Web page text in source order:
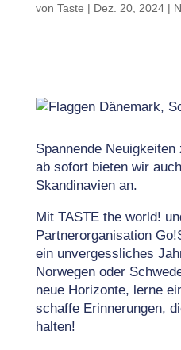
von Taste | Dez. 20, 2024|
Spannende
ab sofort bieten wir
Skandinavien an.
Mit TASTE the world!
Partnerorganisation
ein unvergessliches
Norwegen oder
neue Horizonte, lerne
schaffe Erinnerungen,
halten!